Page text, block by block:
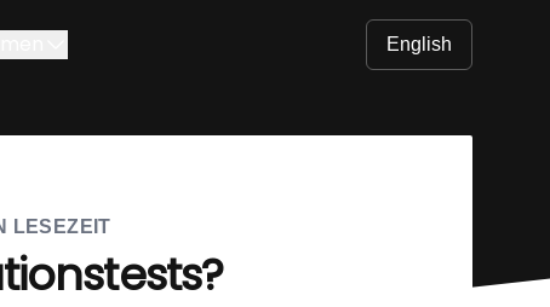
English
LESEZEIT